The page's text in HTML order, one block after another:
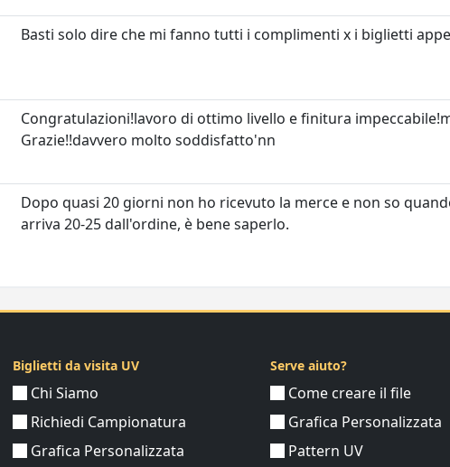
Basti solo dire che mi fanno tutti i complimenti x i biglietti
Congratulazioni!lavoro di ottimo livello e finitura
Grazie!!davvero molto soddisfatto'nn
Dopo quasi 20 giorni non ho ricevuto la merce e non so
arriva 20-25 dall'ordine, è bene saperlo.
Biglietti da visita UV
Chi Siamo
Richiedi Campionatura
Grafica Personalizzata
Serve aiuto?
Come creare il file
Grafica Personalizzata
Pattern UV